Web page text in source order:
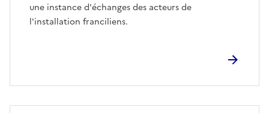
une instance d'échanges des acteurs de
l'installation franciliens.